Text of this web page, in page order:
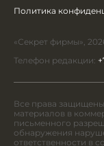
Политика
«Секрет фирмы»,
Телефон редакции:
Все права
материалов в
письменного
обнаружения
ответственности в